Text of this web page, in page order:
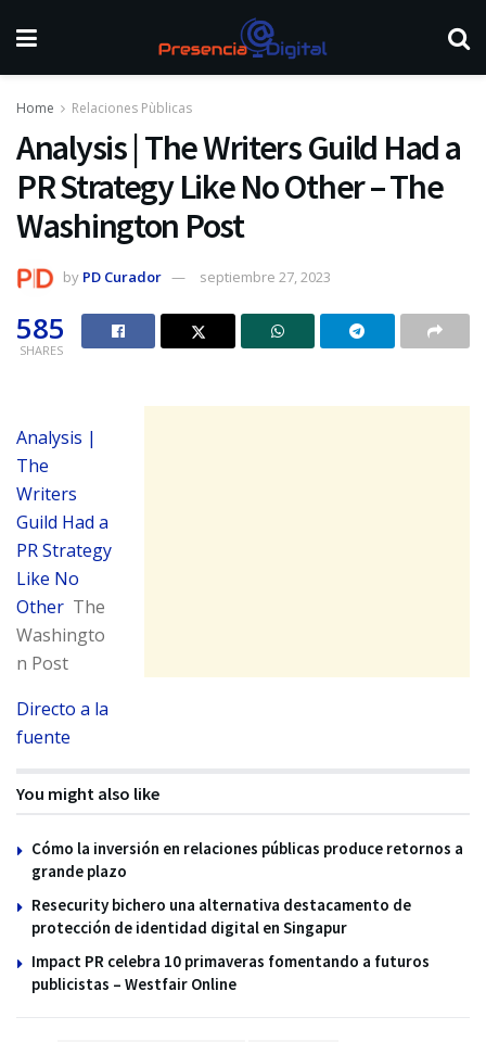
Home Relaciones Pùblicas
Analysis | The Writers Guild Had a
PR Strategy Like No Other – The
Washington Post
by PD Curador septiembre 27, 2023
585
SHARES
Analysis |
The
Writers
Guild Had a
PR Strategy
Like No
Other The
Washingto
n Post
Directo a la
fuente
You might also like
Cómo la inversión en relaciones públicas produce retornos a
grande plazo
Resecurity bichero una alternativa destacamento de
protección de identidad digital en Singapur
Impact PR celebra 10 primaveras fomentando a futuros
publicistas – Westfair Online